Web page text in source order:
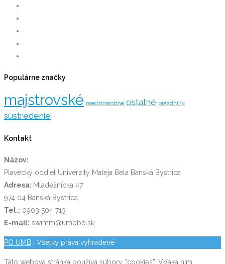
Populárne značky
majstrovské medzinárodné ostatné prázdniny
sústredenie
Kontakt
Názov:
Plavecký oddiel Univerzity Mateja Bela Banská Bystrica
Adresa: Mládežnícka 47
974 04 Banská Bystrica
Tel.: 0903 504 713
E-mail: swimm@umbbb.sk
PO UMB | Všetky práva vyhradené
Táto webová stránka používa súbory “cookies”. Vďaka nim